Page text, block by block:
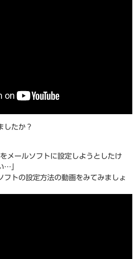
したか？
メールソフトに設定しようとしたけ
…」
フトの設定方法の動画をみてみましょ